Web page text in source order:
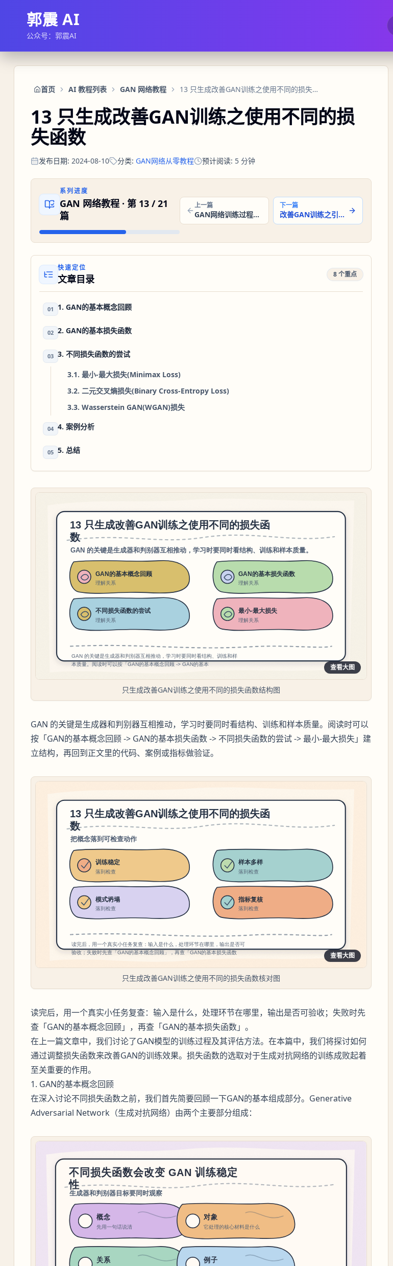
郭震 AI
公众号：郭震AI
首页 AI 教程列表 GAN 网络教程 13 只生成改善GAN训练之使用不同的损失函数
13 只生成改善GAN训练之使用不同的损
失函数
发布日期: 2024-08-10 分类: GAN网络从零教程 预计阅读: 5 分钟
系列进度
GAN 网络教程· 第 13/21
篇
上一篇
GAN网络训练过程之模型评估
下一篇
改善GAN训练之引入正则化技术
快速定位
文章目录 8 个重点
01 1. GAN的基本概念回顾
02 2. GAN的基本损失函数
03 3. 不同损失函数的尝试
3.1. 最小-最大损失(Minimax Loss)
3.2. 二元交叉熵损失(Binary Cross-Entropy Loss)
3.3. Wasserstein GAN(WGAN)损失
04 4. 案例分析
05 5. 总结
查看大图
只生成改善GAN训练之使用不同的损失函数结构图
GAN 的关键是生成器和判别器互相推动，学习时要同时看结构、训练和样本质量。阅读时可以
按「GAN的基本概念回顾 -> GAN的基本损失函数 -> 不同损失函数的尝试 -> 最小-最大损失」建
立结构，再回到正文里的代码、案例或指标做验证。
查看大图
只生成改善GAN训练之使用不同的损失函数核对图
读完后，用一个真实小任务复查：输入是什么，处理环节在哪里，输出是否可验收；失败时先
查「GAN的基本概念回顾」，再查「GAN的基本损失函数」。
在上一篇文章中，我们讨论了GAN模型的训练过程及其评估方法。在本篇中，我们将探讨如何
通过调整损失函数来改善GAN的训练效果。损失函数的选取对于生成对抗网络的训练成败起着
至关重要的作用。
1. GAN的基本概念回顾
在深入讨论不同损失函数之前，我们首先简要回顾一下GAN的基本组成部分。Generative
Adversarial Network（生成对抗网络）由两个主要部分组成：